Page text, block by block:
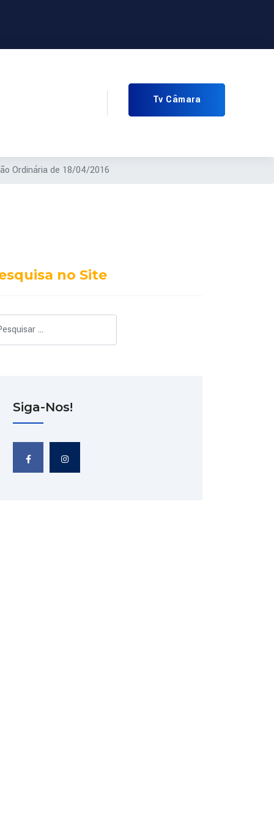
Tv Câmara
Ordinária de 18/04/2016
no Site
Siga-Nos!